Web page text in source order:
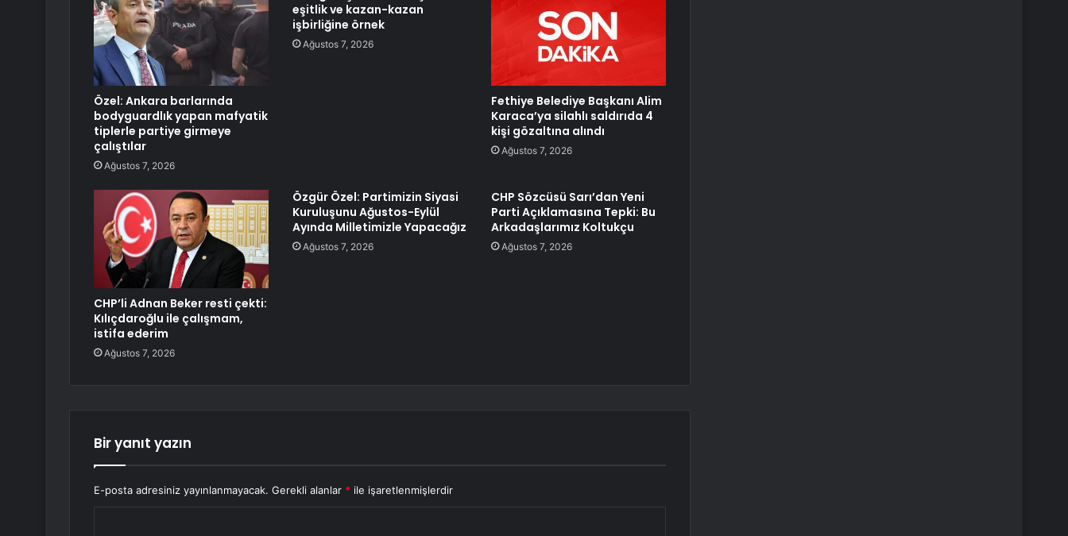
Özel: Ankara barlarında
bodyguardlık yapan mafyatik
tiplerle partiye girmeye
çalıştılar
Ağustos 7, 2026
eşitlik ve kazan-kazan
işbirliğine örnek
Ağustos 7, 2026
Fethiye Belediye Başkanı Alim
Karaca’ya silahlı saldırıda 4
kişi gözaltına alındı
Ağustos 7, 2026
CHP’li Adnan Beker resti çekti:
Kılıçdaroğlu ile çalışmam,
istifa ederim
Ağustos 7, 2026
Özgür Özel: Partimizin Siyasi
Kuruluşunu Ağustos-Eylül
Ayında Milletimizle Yapacağız
Ağustos 7, 2026
CHP Sözcüsü Sarı’dan Yeni
Parti Açıklamasına Tepki: Bu
Arkadaşlarımız Koltukçu
Ağustos 7, 2026
Bir yanıt yazın
E-posta adresiniz yayınlanmayacak. Gerekli alanlar * ile işaretlenmişlerdir